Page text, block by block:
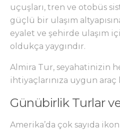
uçuşları, tren ve otobüs
güçlü bir ulaşım
eyalet ve şehirde ulaşım
oldukça yaygındır.
Almira Tur, seyahatinizin
ihtiyaçlarınıza uygun
Günübirlik Turlar
Amerika’da çok sayıda